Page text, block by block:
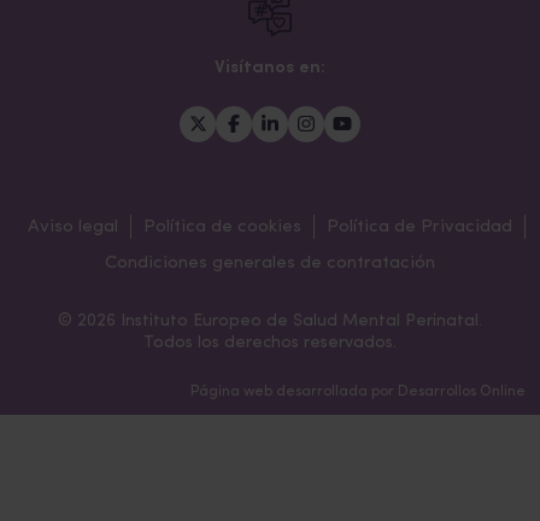
Visítanos en:
Aviso legal Política de cookies
Política de Privacidad
Condiciones generales de contratación
© 2026 Instituto Europeo de Salud Mental Perinatal.
Todos los derechos reservados.
Página web desarrollada por Desarrollos Online